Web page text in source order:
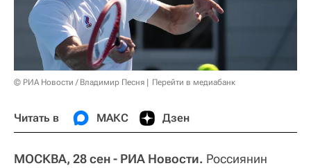
© РИА Новости / Владимир Песня Перейти в медиабанк
Читать в МАКС Дзен
МОСКВА, 28 сен - РИА Новости. Россиянин